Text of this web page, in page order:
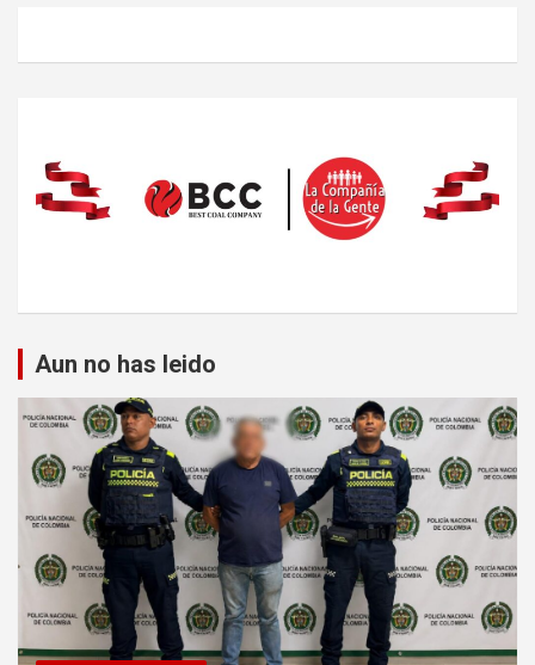
Aun no has leido